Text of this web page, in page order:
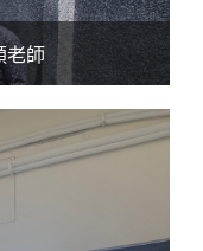
老師